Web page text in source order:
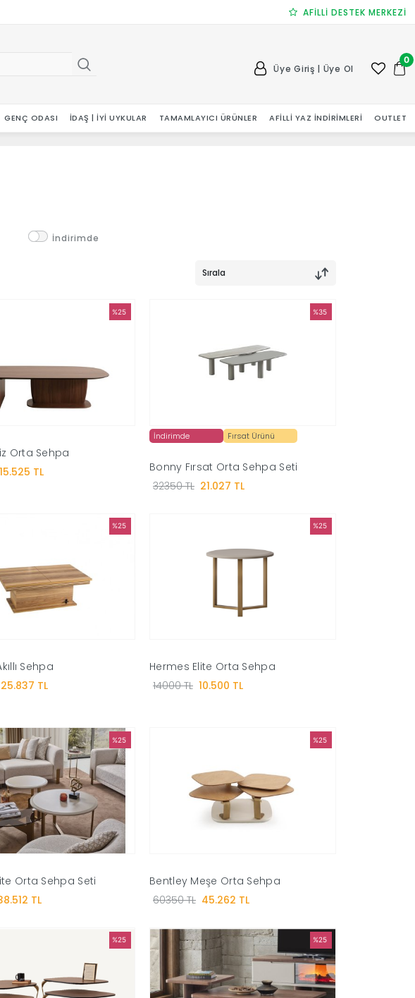
AFİLLİ DESTEK MERKEZİ
Üye Giriş | Üye Ol
0
GENÇ ODASI İDAŞ | İYI UYKULAR TAMAMLAYICI ÜRÜNLER AFILLI YAZ İNDIRIMLERI OUTLET
İndirimde
Sırala
%25
Orta Sehpa
15.525 TL
%35
İndirimde Fırsat Ürünü
Bonny Fırsat Orta Sehpa Seti
32350 TL 21.027 TL
%25
Sehpa
25.837 TL
%25
Hermes Elite Orta Sehpa
14000 TL 10.500 TL
%25
Orta Sehpa Seti
TL
%25
Bentley Meşe Orta Sehpa
60350 TL 45.262 TL
%25 %25